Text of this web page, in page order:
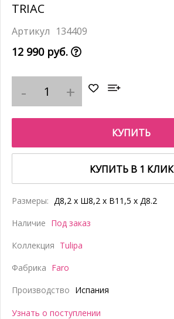
TRIAC
134409
12 990 руб.
КУПИТЬ
КУПИТЬ В 1 КЛИК
Размеры: Д8,2 x Ш8,2 x В11,5 x Д8.2
Наличие Под заказ
Коллекция Tulipa
Фабрика Faro
Производство Испания
Узнать о поступлении